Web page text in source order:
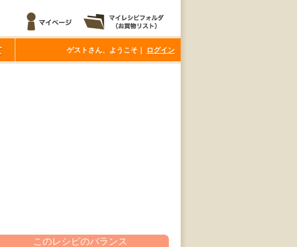
ゲストさん、ようこそ｜ ログイン
このレシピのバランス